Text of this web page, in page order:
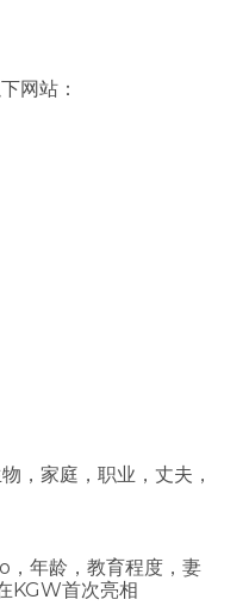
网站：
，家庭，职业，丈夫，
年龄，教育程度，妻
KGW首次亮相